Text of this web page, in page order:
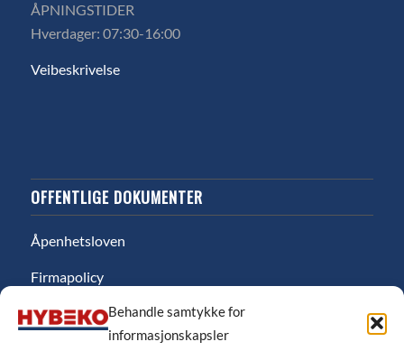
Behandle samtykke for
informasjonskapsler
ÅPNINGSTIDER
Hverdager: 07:30-16:00
Veibeskrivelse
OFFENTLIGE DOKUMENTER
Åpenhetsloven
Firmapolicy
Miljø